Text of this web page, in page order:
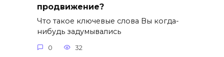
продвижение?
Что такое ключевые слова Вы когда-
нибудь задумывались
0 32